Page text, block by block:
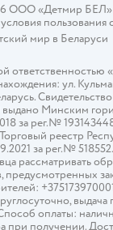
ООО «Детмир БЕЛ»
пользования
мир в Беларуси
ул.
Минским
за рег.№
реестр
за рег.№ 518552.
рассматривать
оплаты:
при получении.